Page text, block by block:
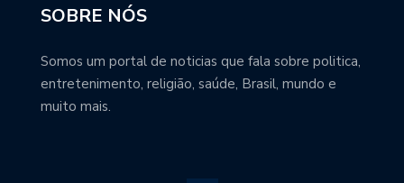
SOBRE NÓS
Somos um portal de noticias que fala sobre politica,
entretenimento, religião, saúde, Brasil, mundo e
muito mais.